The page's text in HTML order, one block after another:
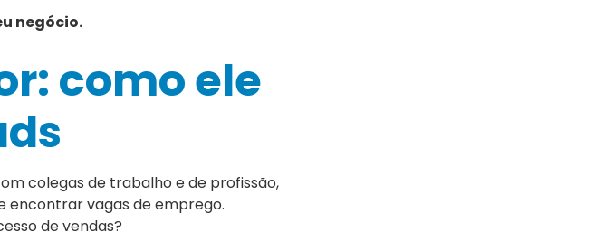
negócio.
como ele
colegas de trabalho e de profissão,
encontrar vagas de emprego.
de vendas?